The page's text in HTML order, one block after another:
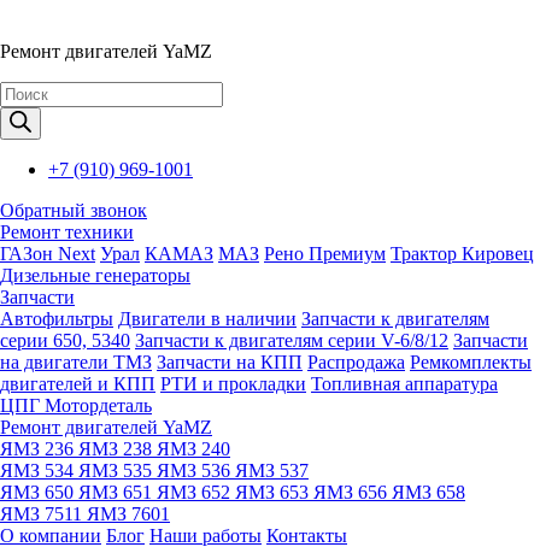
Ремонт двигателей YaMZ
Поиск
товаров
+7 (910) 969-1001
Обратный звонок
Ремонт техники
ГАЗон Next Урал КАМАЗ МАЗ Рено Премиум Трактор Кировец
Дизельные генераторы
Запчасти
Автофильтры Двигатели в наличии Запчасти к двигателям
серии 650, 5340 Запчасти к двигателям серии V-6/8/12 Запчасти
на двигатели ТМЗ Запчасти на КПП Распродажа Ремкомплекты
двигателей и КПП РТИ и прокладки Топливная аппаратура
ЦПГ Мотордеталь
Ремонт двигателей YaMZ
ЯМЗ 236 ЯМЗ 238 ЯМЗ 240
ЯМЗ 534 ЯМЗ 535 ЯМЗ 536 ЯМЗ 537
ЯМЗ 650 ЯМЗ 651 ЯМЗ 652 ЯМЗ 653 ЯМЗ 656 ЯМЗ 658
ЯМЗ 7511 ЯМЗ 7601
О компании Блог Наши работы Контакты